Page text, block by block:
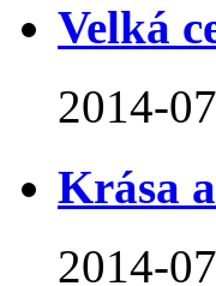
Velká
2014-
Krása
2014-